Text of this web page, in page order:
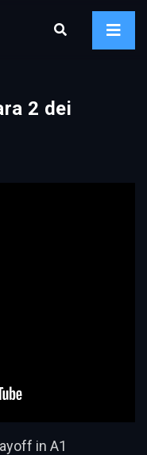
2 dei
in A1